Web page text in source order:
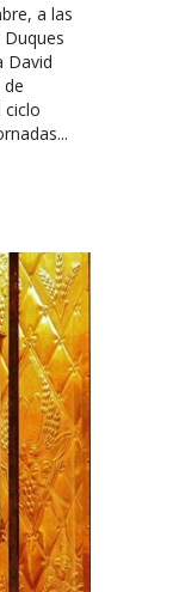
a las
David
ciclo